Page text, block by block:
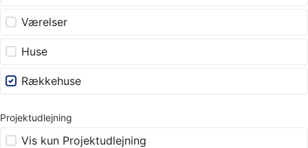
Værelser
Huse
Rækkehuse
Projektudlejning
Vis kun Projektudlejning